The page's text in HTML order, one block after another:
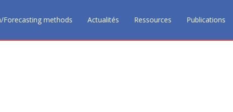
Forecasting methods Actualités Ressources Publications